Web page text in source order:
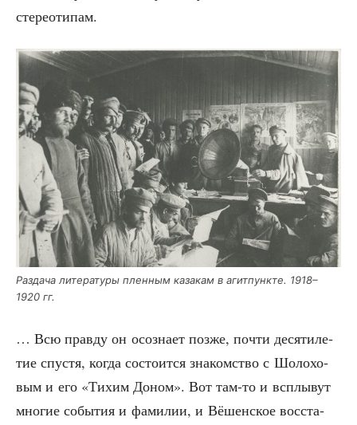
стереотипам.
Раз­да­ча лите­ра­ту­ры плен­ным каза­кам в агит­пунк­те. 1918–
1920 гг.
… Всю прав­ду он осо­зна­ет поз­же, почти деся­ти­ле­
тие спу­стя, когда состо­ит­ся зна­ком­ство с Шоло­хо­
вым и его «Тихим Доном». Вот там-то и всплы­вут
мно­гие собы­тия и фами­лии, и Вёшен­ское вос­ста­